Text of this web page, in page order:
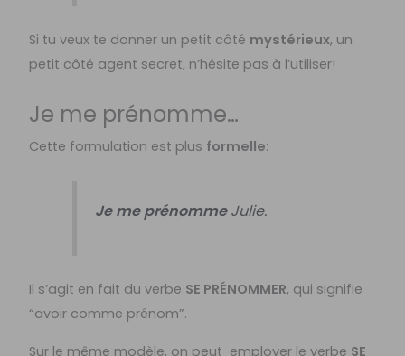
Si tu veux te donner un petit côté mystérieux, un
petit côté agent secret, n’hésite pas à l’utiliser!
Je me prénomme…
Cette formulation est plus formelle:
Je me prénommeJulie.
Il s’agit en fait du verbe SE PRÉNOMMER, qui signifie
“avoir comme prénom”.
Sur le même modèle, on peut employer le verbe SE